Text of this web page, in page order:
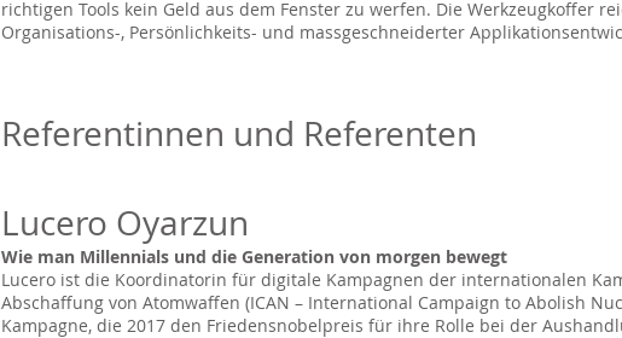
richtigen Tools kein Geld aus dem Fenster zu werfen. Die Werkzeugkoffer
Organisations-, Persönlichkeits- und massgeschneiderter
Referentinnen und Referenten
Lucero Oyarzun
Wie man Millennials und die Generation von morgen bewegt
Lucero ist die Koordinatorin für digitale Kampagnen der internationalen
Abschaffung von Atomwaffen (ICAN – International Campaign to Abolish
Kampagne, die 2017 den Friedensnobelpreis für ihre Rolle bei der